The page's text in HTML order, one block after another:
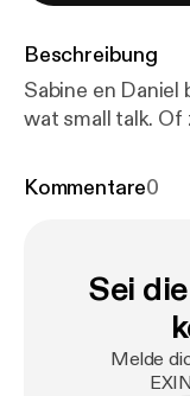
Beschreibung
Sabine en
wat small talk.
Kommentare0
Sei
Melde